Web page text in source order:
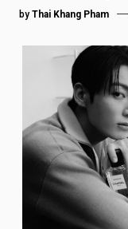
by Thai Khang Pham